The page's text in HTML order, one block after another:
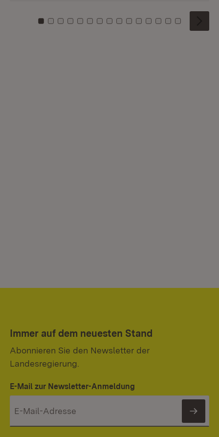
Zu Kachel: 0
Zu Kachel: 1
Zu Kachel: 2
Zu Kachel: 3
Zu Kachel: 4
Zu Kachel: 5
Zu Kachel: 6
Zu Kachel: 7
Zu Kachel: 8
Zu Kachel: 9
Zu Kachel: 10
Zu Kachel: 11
Zu Kachel: 12
Zu Kachel:
Zu
Immer auf dem neuesten Stand
Abonnieren Sie den Newsletter der
Landesregierung.
E-Mail zur Newsletter-Anmeldung